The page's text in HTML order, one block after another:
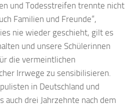
und Todesstreifen trennte nicht
Familien und Freunde“,
nie wieder geschieht, gilt es
und unsere Schülerinnen
die vermeintlichen
Irrwege zu sensibilisieren.
in Deutschland und
auch drei Jahrzehnte nach dem